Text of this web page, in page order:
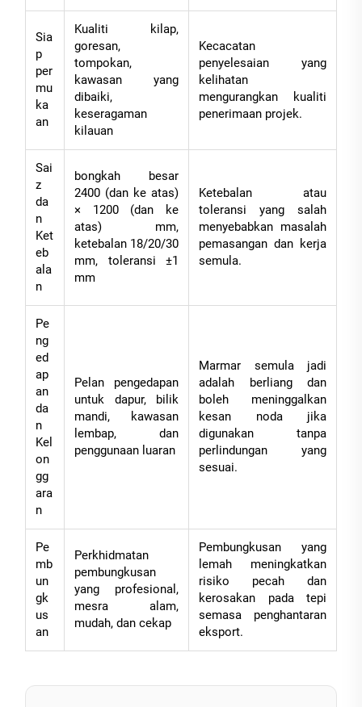
Sia
p
per
mu
ka
an
Kualiti kilap,
goresan,
tompokan,
kawasan yang
dibaiki,
keseragaman
kilauan
Kecacatan
penyelesaian yang
kelihatan
mengurangkan kualiti
penerimaan projek.
Sai
z
da
n
Ket
eb
ala
n
bongkah besar
2400 (dan ke atas)
× 1200 (dan ke
atas) mm,
ketebalan 18/20/30
mm, toleransi ±1
mm
Ketebalan atau
toleransi yang salah
menyebabkan masalah
pemasangan dan kerja
semula.
Pe
ng
ed
ap
an
da
n
Kel
on
gg
ara
n
Pelan pengedapan
untuk dapur, bilik
mandi, kawasan
lembap, dan
penggunaan luaran
Marmar semula jadi
adalah berliang dan
boleh meninggalkan
kesan noda jika
digunakan tanpa
perlindungan yang
sesuai.
Pe
mb
un
gk
us
an
Perkhidmatan
pembungkusan
yang profesional,
mesra alam,
mudah, dan cekap
Pembungkusan yang
lemah meningkatkan
risiko pecah dan
kerosakan pada tepi
semasa penghantaran
eksport.